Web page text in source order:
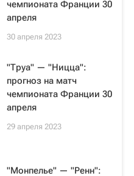
чемпионата Франции 30
апреля
30 апреля 2023
"Труа" — "Ницца":
прогноз на матч
чемпионата Франции 30
апреля
29 апреля 2023
"Монпелье" — "Ренн":